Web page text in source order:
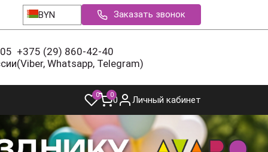
BYN Заказать звонок
+375 (29) 860-42-40
(Viber, Whatsapp, Telegram)
0 00 Личный кабинет